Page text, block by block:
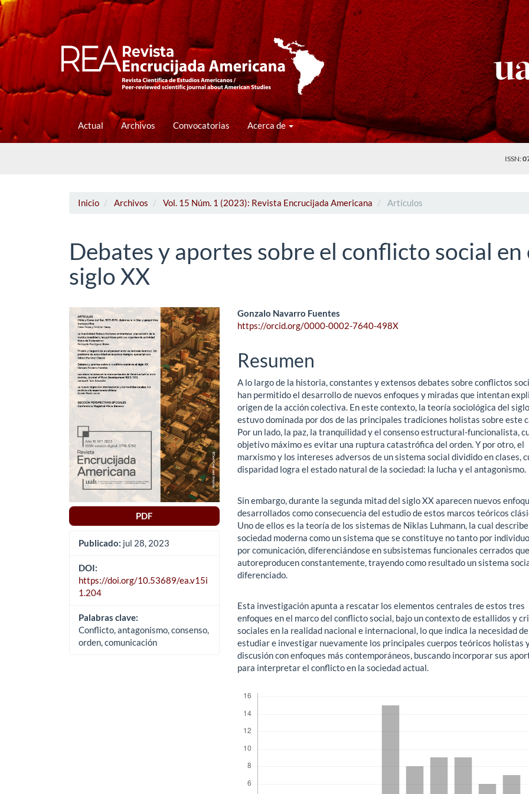
Navegación
Contenido
principal
Barra
Actual Archivos Convocatorias Acerca de
ISSN:
Inicio Archivos Vol. 15 Núm. 1 (2023): Revista Encrucijada Americana Artículos
Debates y aportes sobre el conflicto social en
siglo XX
Barra
lateral
del
artículo
PDF
Publicado: jul 28, 2023
DOI:
https://doi.org/10.53689/ea.v15i
1.204
Palabras clave:
Conflicto, antagonismo, consenso,
orden, comunicación
Contenido
principal
del
artículo
Gonzalo Navarro Fuentes
https://orcid.org/0000-0002-7640-498X
Resumen
A lo largo de la historia, constantes y extensos debates sobre conflictos
han permitido el desarrollo de nuevos enfoques y miradas que intentan
origen de la acción colectiva. En este contexto, la teoría sociológica del
estuvo dominada por dos de las principales tradiciones holistas sobre este
Por un lado, la paz, la tranquilidad y el consenso estructural-funcionalista,
objetivo máximo es evitar una ruptura catastrófica del orden. Y por otro, el
marxismo y los intereses adversos de un sistema social dividido en clases,
disparidad logra el estado natural de la sociedad: la lucha y el antagonismo.
Sin embargo, durante la segunda mitad del siglo XX aparecen nuevos
desarrollados como consecuencia del estudio de estos marcos teóricos
Uno de ellos es la teoría de los sistemas de Niklas Luhmann, la cual
sociedad moderna como un sistema que se constituye no tanto por
por comunicación, diferenciándose en subsistemas funcionales cerrados
autoreproducen constantemente, trayendo como resultado un sistema
diferenciado.
Esta investigación apunta a rescatar los elementos centrales de estos tres
enfoques en el marco del conflicto social, bajo un contexto de estallidos y
sociales en la realidad nacional e internacional, lo que indica la necesidad de
estudiar e investigar nuevamente los principales cuerpos teóricos holistas
discusión con enfoques más contemporáneos, buscando incorporar sus
para interpretar el conflicto en la sociedad actual.